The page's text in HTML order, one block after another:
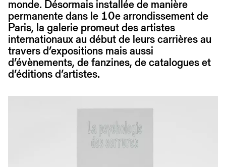
monde. Désormais installée de manière
permanente dans le 10e arrondissement de
Paris, la galerie promeut des artistes
internationaux au début de leurs carrières au
travers d’expositions mais aussi
d’évènements, de fanzines, de catalogues et
d’éditions d’artistes.